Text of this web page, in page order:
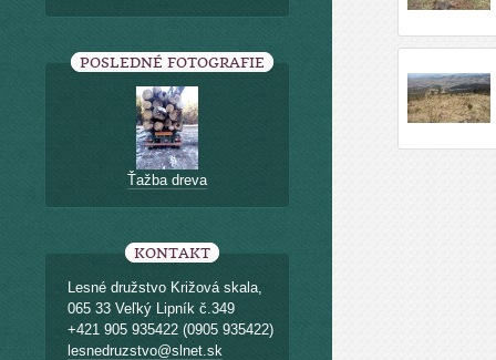
POSLEDNÉ FOTOGRAFIE
Ťažba dreva
KONTAKT
Lesné družstvo Križová skala,
065 33 Veľký Lipník č.349
+421 905 935422 (0905 935422)
lesnedruzstvo@slnet.sk